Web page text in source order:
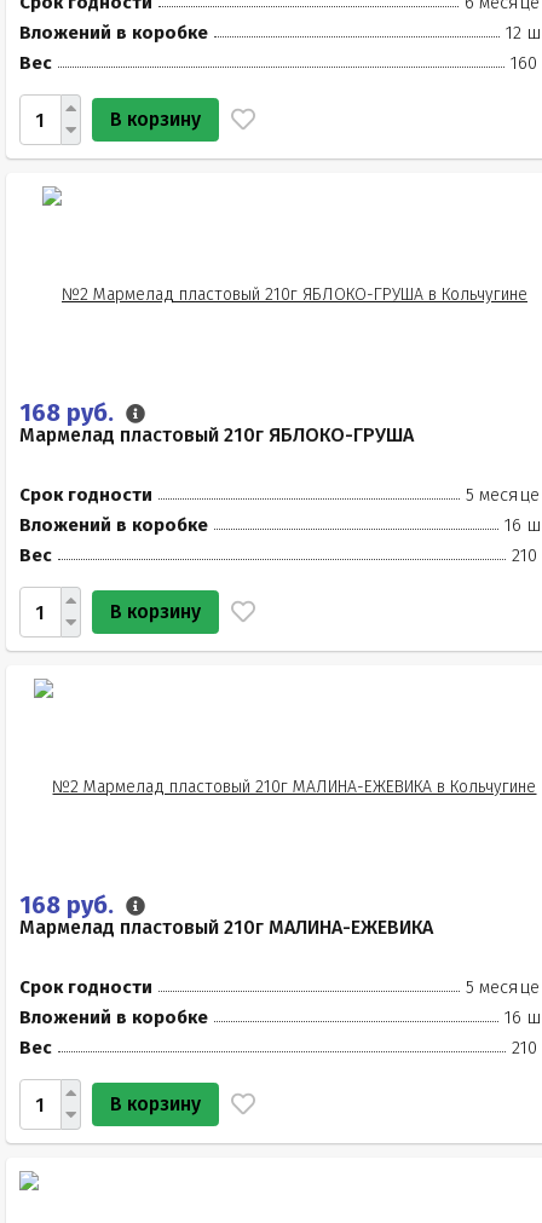
Вложений в коробке
12
Вес
160
В корзину
168 руб.
Мармелад пластовый 210г ЯБЛОКО-ГРУША
Срок годности
5
Вложений в коробке
16
Вес
210
В корзину
168 руб.
Мармелад пластовый 210г МАЛИНА-ЕЖЕВИКА
Срок годности
5
Вложений в коробке
16
Вес
210
В корзину